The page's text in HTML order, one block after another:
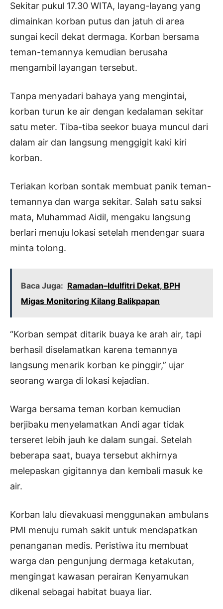
Sekitar pukul 17.30 WITA, layang-layang yang
dimainkan korban putus dan jatuh di area
sungai kecil dekat dermaga. Korban bersama
teman-temannya kemudian berusaha
mengambil layangan tersebut.
Tanpa menyadari bahaya yang mengintai,
korban turun ke air dengan kedalaman sekitar
satu meter. Tiba-tiba seekor buaya muncul dari
dalam air dan langsung menggigit kaki kiri
korban.
Teriakan korban sontak membuat panik teman-
temannya dan warga sekitar. Salah satu saksi
mata, Muhammad Aidil, mengaku langsung
berlari menuju lokasi setelah mendengar suara
minta tolong.
Baca Juga: Ramadan–Idulfitri Dekat, BPH
Migas Monitoring Kilang Balikpapan
“Korban sempat ditarik buaya ke arah air, tapi
berhasil diselamatkan karena temannya
langsung menarik korban ke pinggir,” ujar
seorang warga di lokasi kejadian.
Warga bersama teman korban kemudian
berjibaku menyelamatkan Andi agar tidak
terseret lebih jauh ke dalam sungai. Setelah
beberapa saat, buaya tersebut akhirnya
melepaskan gigitannya dan kembali masuk ke
air.
Korban lalu dievakuasi menggunakan ambulans
PMI menuju rumah sakit untuk mendapatkan
penanganan medis. Peristiwa itu membuat
warga dan pengunjung dermaga ketakutan,
mengingat kawasan perairan Kenyamukan
dikenal sebagai habitat buaya liar.